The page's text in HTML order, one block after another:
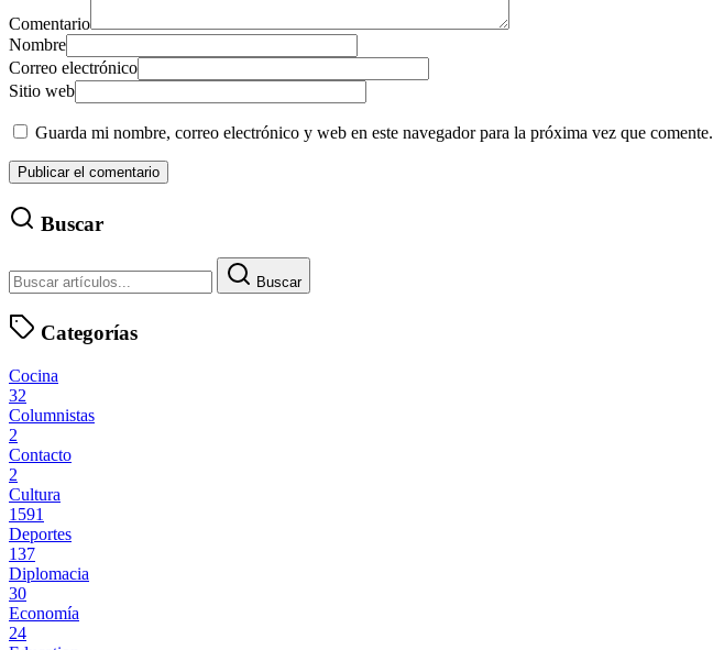
Comentario
Nombre
Correo electrónico
Sitio web
Guarda mi nombre, correo electrónico y web en este navegador para la próxima vez que comente.
Buscar
Buscar
Categorías
Cocina
32
Columnistas
2
Contacto
2
Cultura
1591
Deportes
137
Diplomacia
30
Economía
24